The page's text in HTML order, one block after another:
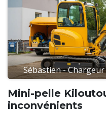
Sébastien -
Mini-pelle
inconvénients